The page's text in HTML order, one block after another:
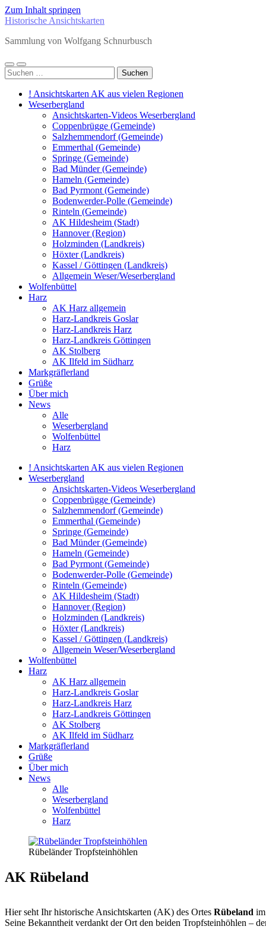
Zum Inhalt springen
Historische Ansichtskarten
Sammlung von Wolfgang Schnurbusch
Mobile-
Menü
Suchfeld
ein-/ausblenden
Suchen
nach:
! Ansichtskarten AK aus vielen Regionen
Weserbergland
Ansichtskarten-Videos Weserbergland
Coppenbrügge (Gemeinde)
Salzhemmendorf (Gemeinde)
Emmerthal (Gemeinde)
Springe (Gemeinde)
Bad Münder (Gemeinde)
Hameln (Gemeinde)
Bad Pyrmont (Gemeinde)
Bodenwerder-Polle (Gemeinde)
Rinteln (Gemeinde)
AK Hildesheim (Stadt)
Hannover (Region)
Holzminden (Landkreis)
Höxter (Landkreis)
Kassel / Göttingen (Landkreis)
Allgemein Weser/Weserbergland
Wolfenbüttel
Harz
AK Harz allgemein
Harz-Landkreis Goslar
Harz-Landkreis Harz
Harz-Landkreis Göttingen
AK Stolberg
AK Ilfeld im Südharz
Markgräflerland
Grüße
Über mich
News
Alle
Weserbergland
Wolfenbüttel
Harz
! Ansichtskarten AK aus vielen Regionen
Weserbergland
Ansichtskarten-Videos Weserbergland
Coppenbrügge (Gemeinde)
Salzhemmendorf (Gemeinde)
Emmerthal (Gemeinde)
Springe (Gemeinde)
Bad Münder (Gemeinde)
Hameln (Gemeinde)
Bad Pyrmont (Gemeinde)
Bodenwerder-Polle (Gemeinde)
Rinteln (Gemeinde)
AK Hildesheim (Stadt)
Hannover (Region)
Holzminden (Landkreis)
Höxter (Landkreis)
Kassel / Göttingen (Landkreis)
Allgemein Weser/Weserbergland
Wolfenbüttel
Harz
AK Harz allgemein
Harz-Landkreis Goslar
Harz-Landkreis Harz
Harz-Landkreis Göttingen
AK Stolberg
AK Ilfeld im Südharz
Markgräflerland
Grüße
Über mich
News
Alle
Weserbergland
Wolfenbüttel
Harz
Rübeländer Tropfsteinhöhlen
AK Rübeland
Hier seht Ihr historische Ansichtskarten (AK) des Ortes Rübeland
Seine Bekanntheit verdankt der Ort den beiden Tropfsteinhöhlen –